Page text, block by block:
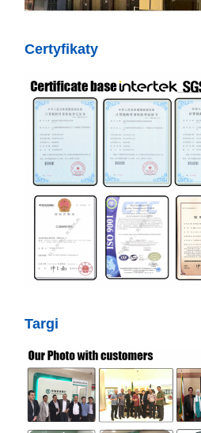
Certyfikaty
Targi